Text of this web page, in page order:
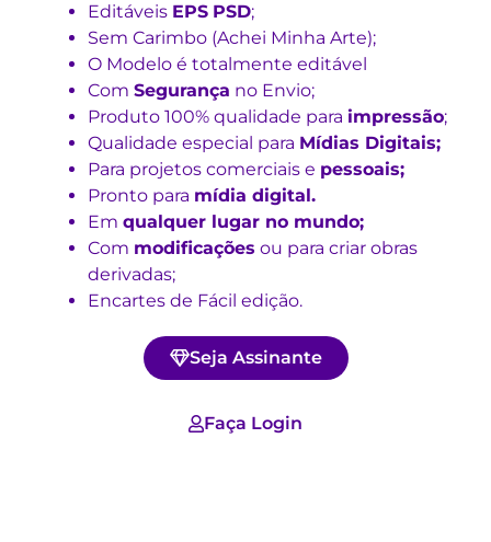
Editáveis EPS PSD;
Sem Carimbo (Achei Minha Arte);
O Modelo é totalmente editável
Com Segurança no Envio;
Produto 100% qualidade para impressão;
Qualidade especial para Mídias Digitais;
Para projetos comerciais e pessoais;
Pronto para mídia digital.
Em qualquer lugar no mundo;
Com modificações ou para criar obras
derivadas;
Encartes de Fácil edição.
Seja Assinante
Faça Login